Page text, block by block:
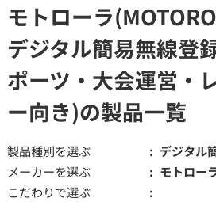
モトローラ
デジタル簡易無線登
ポーツ・大会運営・
ー向き)の製品一覧
製品種別を選ぶ
デジタル
メーカーを選ぶ
モトロー
こだわりで選ぶ